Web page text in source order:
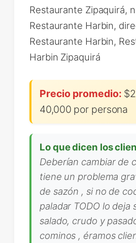
Restaurante Zipaquirá,
Restaurante Harbin,
Restaurante Harbin,
Harbin Zipaquirá
Precio promedio:
40,000 por persona
Lo que dicen los
Deberían cambiar de
tiene un problema
de sazón , si no de
paladar TODO lo deja
salado, crudo y
cominos , éramos